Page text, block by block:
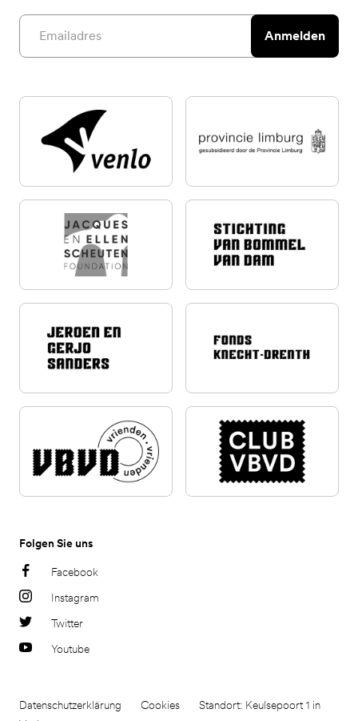
Email address
Anmelden
Folgen Sie uns
Facebook
Instagram
Twitter
Youtube
Datenschutzerklärung Cookies
Standort: Keulsepoort 1 in